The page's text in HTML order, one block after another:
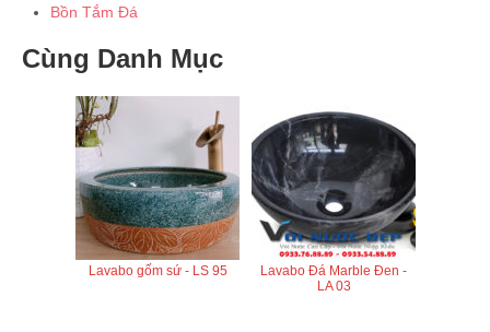
Bồn Tắm Đá
Cùng Danh Mục
Lavabo gốm sứ - LS 95
Lavabo Đá Marble Đen -
LA 03